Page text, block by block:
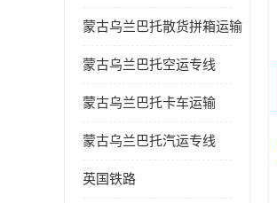
蒙古乌兰巴托散货拼箱运输
蒙古乌兰巴托空运专线
蒙古乌兰巴托卡车运输
蒙古乌兰巴托汽运专线
英国铁路